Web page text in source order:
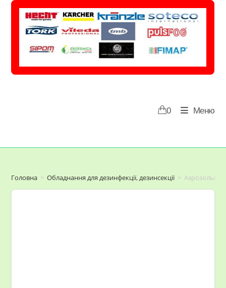
Перейти
0 Меню
Головна > Обладнання для дезинфекції, дезинсекції >